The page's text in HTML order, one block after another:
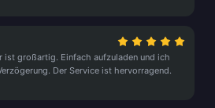
ist großartig. Einfach aufzuladen und ich
Der Service ist hervorragend.